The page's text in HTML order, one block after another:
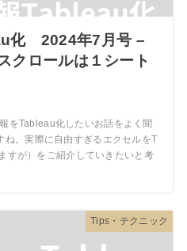
化 2024年7月号 –
クロールは１シート
をTableau化したいお話をよく聞
。実際に自由すぎるエクセルをT
すが）をご紹介していきたいと考
Tips・テクニック